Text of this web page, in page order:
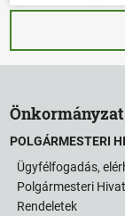
Önkormányzat
POLGÁRMESTERI
Ügyfélfogadás,
Polgármesteri
Rendeletek